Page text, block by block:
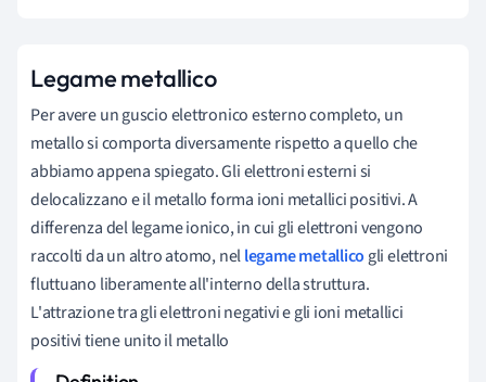
Legame metallico
Per avere un guscio elettronico esterno completo, un
metallo si comporta diversamente rispetto a quello che
abbiamo appena spiegato. Gli elettroni esterni si
delocalizzano e il metallo forma ioni metallici positivi. A
differenza del legame ionico, in cui gli elettroni vengono
raccolti da un altro atomo, nellegame metallico gli elettroni
fluttuano liberamente all'interno della struttura.
L'attrazione tra gli elettroni negativi e gli ioni metallici
positivi tiene unito il metallo